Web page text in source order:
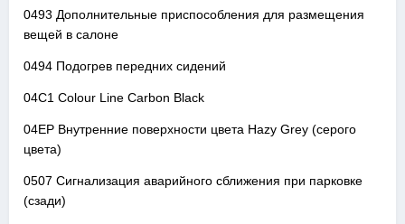
0493 Дополнительные приспособления для размещения
вещей в салоне
0494 Подогрев передних сидений
04C1 Colour Line Carbon Black
04EP Внутренние поверхности цвета Hazy Grey (серого
цвета)
0507 Сигнализация аварийного сближения при парковке
(сзади)